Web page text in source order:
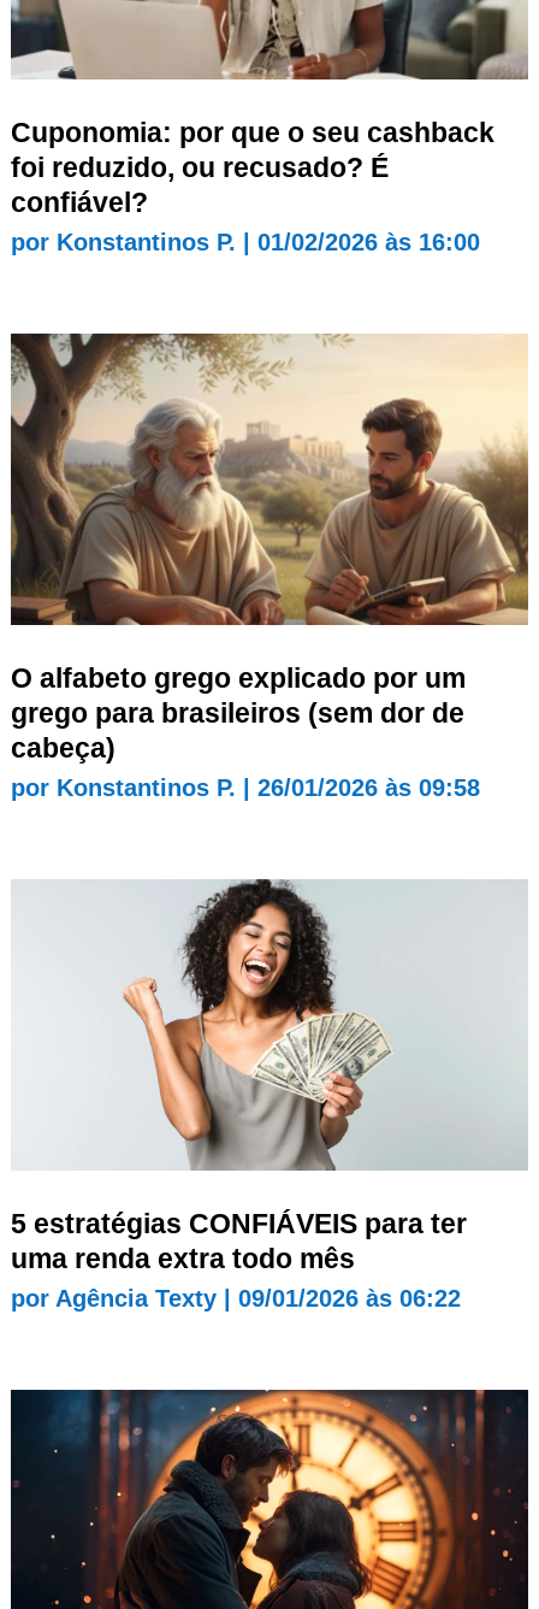
Cuponomia: por que o seu cashback
foi reduzido, ou recusado? É
confiável?
por Konstantinos P. 01/02/2026 às 16:00
O alfabeto grego explicado por um
grego para brasileiros (sem dor de
cabeça)
por Konstantinos P. 26/01/2026 às 09:58
5 estratégias CONFIÁVEIS para ter
uma renda extra todo mês
por Agência Texty| 09/01/2026 às 06:22